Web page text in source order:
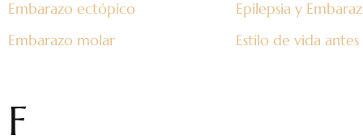
Embarazo ectópico
Embarazo molar
Epilepsia y
Estilo de vida
F